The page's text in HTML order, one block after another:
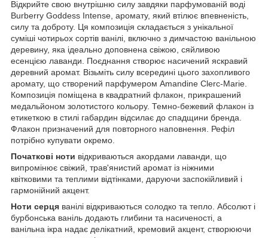
Відкрийте свою внутрішню силу завдяки парфумованій воді
Burberry Goddess Intense, аромату, який втілює впевненість,
силу та доброту. Ця композиція складається з унікальної
суміші чотирьох сортів ванілі, включно з димчастою ванільною
деревину, яка ідеально доповнена свіжою, сяйливою
есенцією лаванди. Поєднання створює насичений яскравий
деревний аромат. Візьміть силу всередині цього захопливого
аромату, що створений парфумером Amandine Clerc-Marie.
Композиція поміщена в квадратний флакон, прикрашений
медальйоном золотистого кольору. Темно-бежевий флакон із
етикеткою в стилі габардин відсилає до спадщини бренда.
Флакон призначений для повторного наповнення. Рефіл
потрібно купувати окремо.
Початкові ноти відкриваються акордами лаванди, що
випромінює свіжий, трав'янистий аромат із ніжними
квітковими та теплими відтінками, даруючи заспокійливий і
гармонійний акцент.
Ноти серця ванілі відкриваються солодко та тепло. Абсолют і
бурбонська ваніль додають глибини та насиченості, а
ванільна ікра надає делікатний, кремовий акцент, створюючи